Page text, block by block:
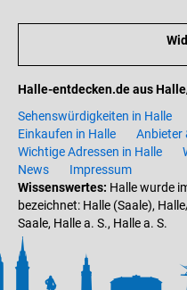
Halle-entdecken.de aus
Sehenswürdigkeiten in Halle
Einkaufen in Halle
Anbieter
Wichtige Adressen in Halle
News
Impressum
Wissenswertes: Halle wurde
bezeichnet: Halle (Saale),
Saale, Halle a. S., Halle a. S.